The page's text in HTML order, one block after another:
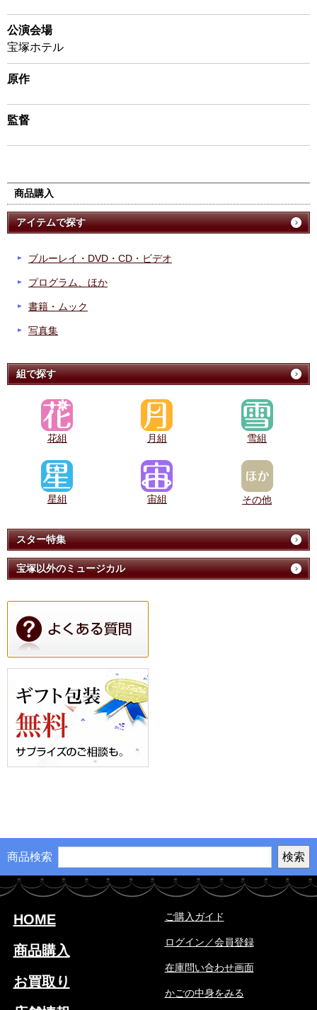
公演会場
宝塚ホテル
原作
監督
商品購入
アイテムで探す
ブルーレイ・DVD・CD・ビデオ
プログラム、ほか
書籍・ムック
写真集
組で探す
花組 月組 雪組
星組 宙組 その他
スター特集
宝塚以外のミュージカル
商品検索
HOME
商品購入
お買取り
ご購入ガイド
ログイン／会員登録
在庫問い合わせ画面
かごの中身をみる